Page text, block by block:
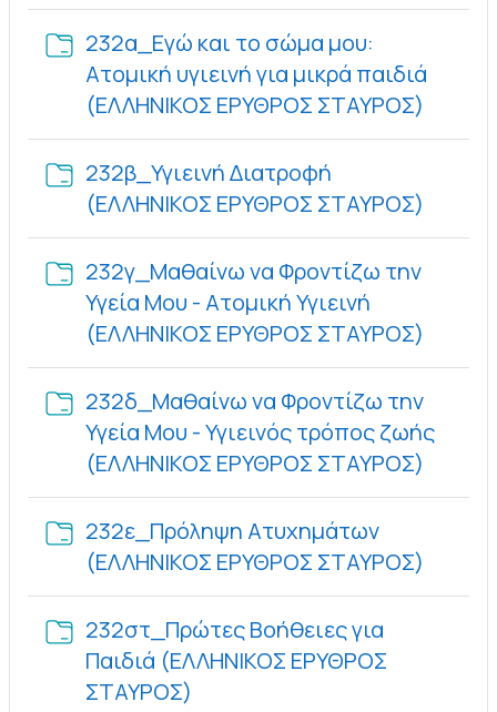
232α_Εγώ και το σώμα μου:
Ατομική υγιεινή για μικρά παιδιά
(ΕΛΛΗΝΙΚΟΣ ΕΡΥΘΡΟΣ ΣΤΑΥΡΟΣ)
232β_Υγιεινή Διατροφή
(ΕΛΛΗΝΙΚΟΣ ΕΡΥΘΡΟΣ ΣΤΑΥΡΟΣ)
232γ_Μαθαίνω να Φροντίζω την
Υγεία Μου - Ατομική Υγιεινή
(ΕΛΛΗΝΙΚΟΣ ΕΡΥΘΡΟΣ ΣΤΑΥΡΟΣ)
232δ_Μαθαίνω να Φροντίζω την
Υγεία Μου - Υγιεινός τρόπος ζωής
(ΕΛΛΗΝΙΚΟΣ ΕΡΥΘΡΟΣ ΣΤΑΥΡΟΣ)
232ε_Πρόληψη Ατυχημάτων
(ΕΛΛΗΝΙΚΟΣ ΕΡΥΘΡΟΣ ΣΤΑΥΡΟΣ)
232στ_Πρώτες Βοήθειες για
Παιδιά (ΕΛΛΗΝΙΚΟΣ ΕΡΥΘΡΟΣ
ΣΤΑΥΡΟΣ)